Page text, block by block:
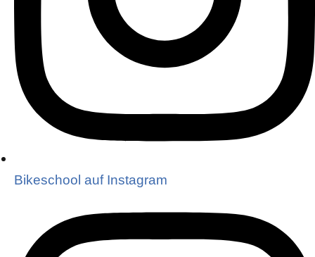
Bikeschool auf Instagram